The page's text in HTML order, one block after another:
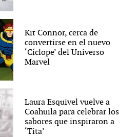
Kit Connor, cerca de
convertirse en el nuevo
‘Cíclope’ del Universo
Marvel
Laura Esquivel vuelve a
Coahuila para celebrar los
sabores que inspiraron a
‘Tita’